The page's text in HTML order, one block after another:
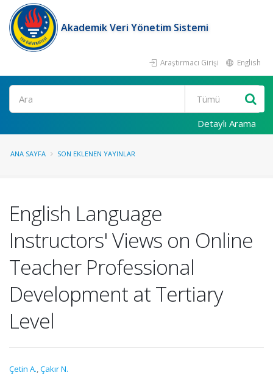
Akademik Veri Yönetim Sistemi
Araştırmacı Girişi English
Ara
Detaylı Arama
ANA SAYFA SON EKLENEN YAYINLAR
English Language
Instructors' Views on Online
Teacher Professional
Development at Tertiary
Level
Çetin A.,Çakır N.